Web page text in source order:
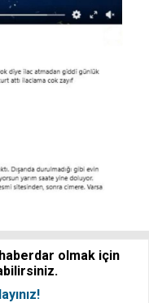
olmak için